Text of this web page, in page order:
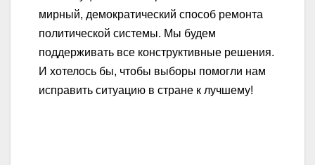
мирный, демократический способ ремонта
политической системы. Мы будем
поддерживать все конструктивные решения.
И хотелось бы, чтобы выборы помогли нам
исправить ситуацию в стране к лучшему!